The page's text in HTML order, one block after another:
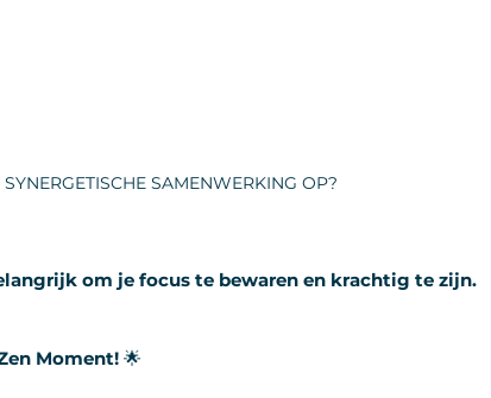
SAMENWERKING OP?
om je focus te bewaren en krachtig te zijn.
Moment! 🌟